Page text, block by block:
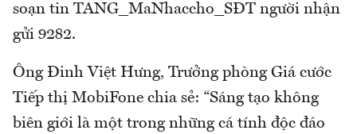
soạn tin TANG_MaNhaccho_SĐT người nhận
gửi 9282.
Ông Đinh Việt Hưng, Trưởng phòng Giá cước
Tiếp thị MobiFone chia sẻ: “Sáng tạo không
biên giới là một trong những cá tính độc đáo